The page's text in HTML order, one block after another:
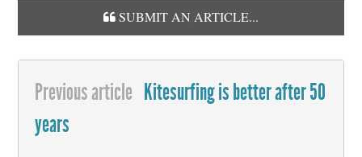
SUBMIT AN ARTICLE...
Previous article Kitesurfing is better after 50
years